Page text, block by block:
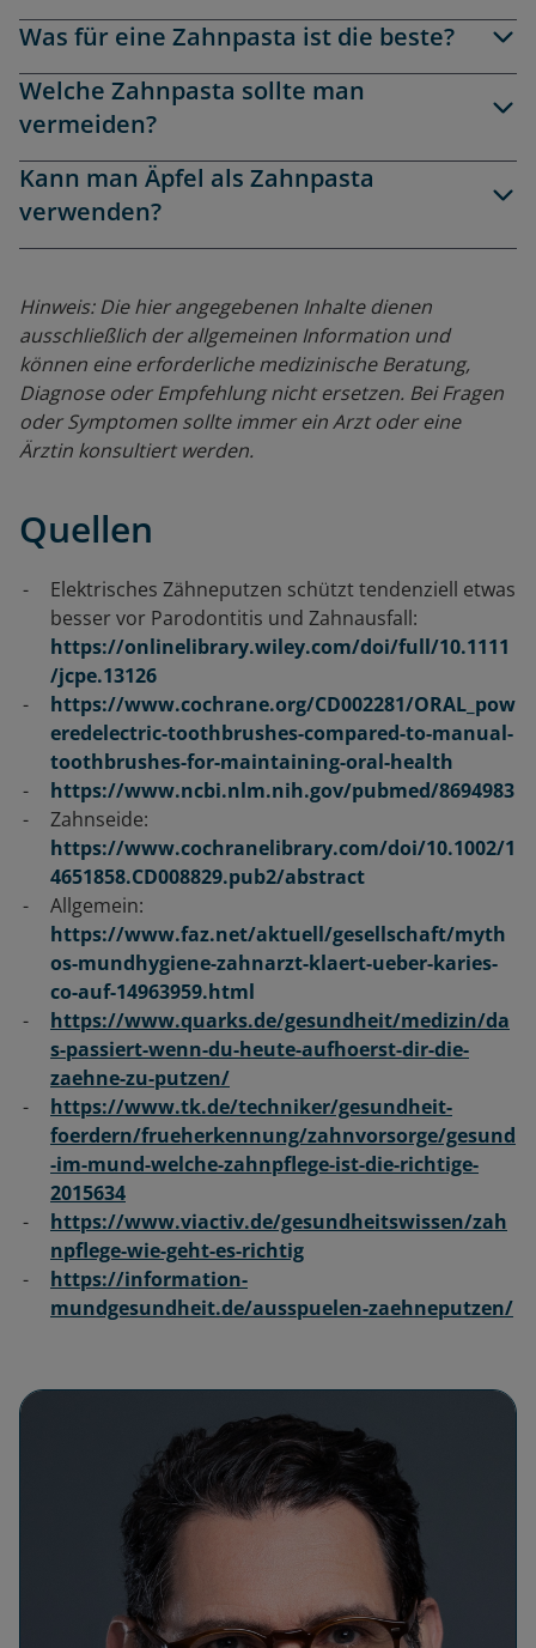
Was für eine Zahnpasta ist die beste?
Welche Zahnpasta sollte man
vermeiden?
Kann man Äpfel als Zahnpasta
verwenden?
Hinweis: Die hier angegebenen Inhalte dienen
ausschließlich der allgemeinen Information und
können eine erforderliche medizinische Beratung,
Diagnose oder Empfehlung nicht ersetzen. Bei Fragen
oder Symptomen sollte immer ein Arzt oder eine
Ärztin konsultiert werden.
Quellen
Elektrisches Zähneputzen schützt tendenziell etwas
besser vor Parodontitis und Zahnausfall:
https://onlinelibrary.wiley.com/doi/full/10.1111
/jcpe.13126
https://www.cochrane.org/CD002281/ORAL_pow
eredelectric-toothbrushes-compared-to-manual-
toothbrushes-for-maintaining-oral-health
https://www.ncbi.nlm.nih.gov/pubmed/8694983
Zahnseide:
https://www.cochranelibrary.com/doi/10.1002/1
4651858.CD008829.pub2/abstract
Allgemein:
https://www.faz.net/aktuell/gesellschaft/myth
os-mundhygiene-zahnarzt-klaert-ueber-karies-
co-auf-14963959.html
https://www.quarks.de/gesundheit/medizin/da
s-passiert-wenn-du-heute-aufhoerst-dir-die-
zaehne-zu-putzen/
https://www.tk.de/techniker/gesundheit-
foerdern/frueherkennung/zahnvorsorge/gesund
-im-mund-welche-zahnpflege-ist-die-richtige-
2015634
https://www.viactiv.de/gesundheitswissen/zah
npflege-wie-geht-es-richtig
https://information-
mundgesundheit.de/ausspuelen-zaehneputzen/